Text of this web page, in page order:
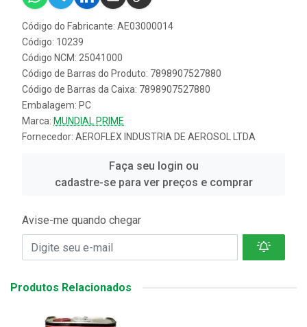
Código do Fabricante: AE03000014
Código: 10239
Código NCM: 25041000
Código de Barras do Produto: 7898907527880
Código de Barras da Caixa: 7898907527880
Embalagem: PC
Marca: MUNDIAL PRIME
Fornecedor: AEROFLEX INDUSTRIA DE AEROSOL LTDA
Faça seu login ou
cadastre-se para ver preços e comprar
Avise-me quando chegar
Produtos Relacionados